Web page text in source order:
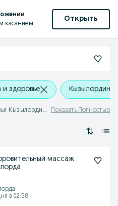
касанием
Открыть
и здоровье
Услуги в сфере красоты и здоровья Кызылординская область Показать Полностью
массаж
в 02:58